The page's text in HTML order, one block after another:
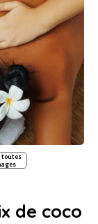
toutes
de coco